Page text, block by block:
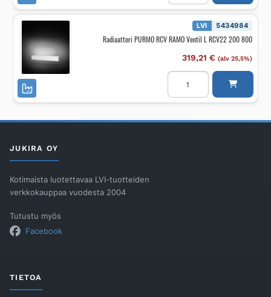
RAMO
Ventil
RCV44
2300
LVI 5434984
Radiaattori PURMO RCV RAMO Ventil L RCV22 200 800
319,21 € (alv 25,5%)
Radiaattori
PURMO
RAMO
RCV22
JUKIRA OY
Kotimaista luotettavaa LVI-tuotteiden
verkkokauppaa vuodesta 2004
Tutustu myös
Facebook
TIETOA